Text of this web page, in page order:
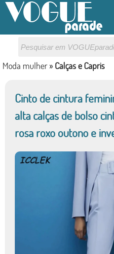
Moda mulher » Calças e Capris
Cinto de cintura
alta calças de bolso
rosa roxo outono e